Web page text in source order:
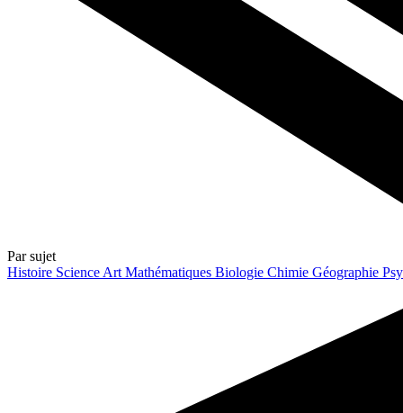
Par sujet
Histoire Science Art Mathématiques Biologie Chimie Géographie